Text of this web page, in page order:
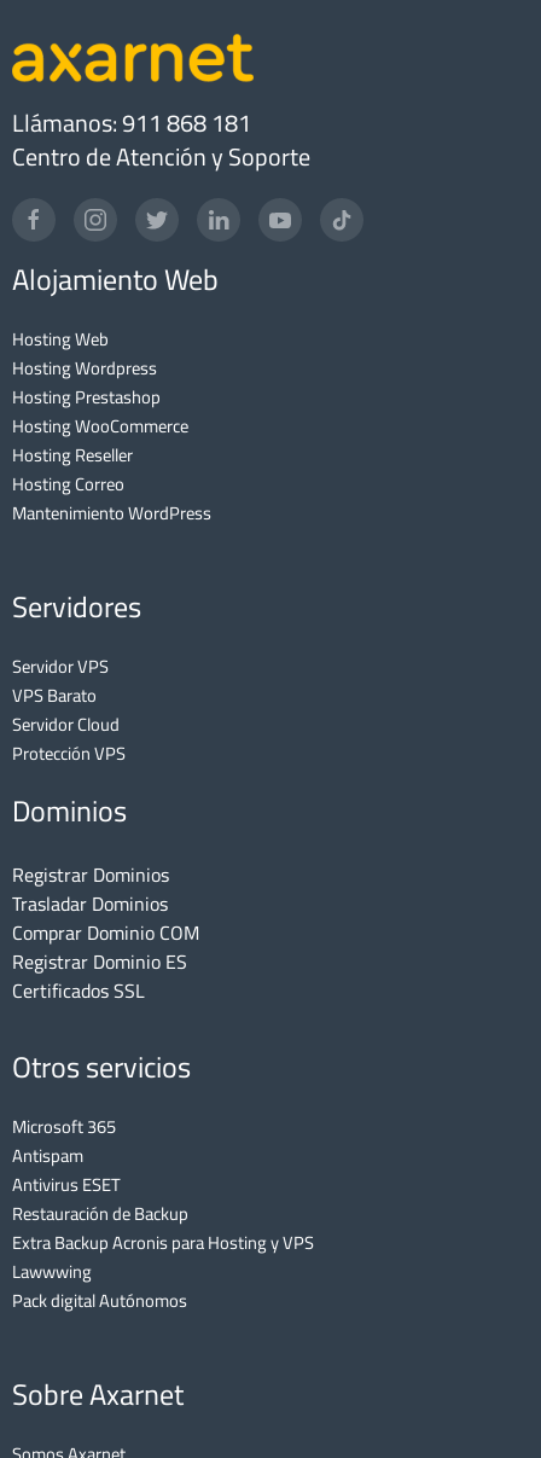
Llámanos: 911 868 181
Centro de Atención y Soporte
Alojamiento Web
Hosting Web
Hosting Wordpress
Hosting Prestashop
Hosting WooCommerce
Hosting Reseller
Hosting Correo
Mantenimiento WordPress
Servidores
Servidor VPS
VPS Barato
Servidor Cloud
Protección VPS
Dominios
Registrar Dominios
Trasladar Dominios
Comprar Dominio COM
Registrar Dominio ES
Certificados SSL
Otros servicios
Microsoft 365
Antispam
Antivirus ESET
Restauración de Backup
Extra Backup Acronis para Hosting y VPS
Lawwwing
Pack digital Autónomos
Sobre Axarnet